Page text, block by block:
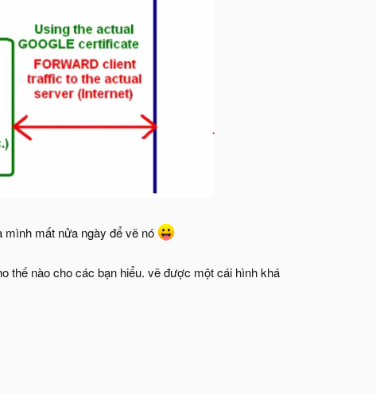
mất nửa ngày để vẽ nó
thế nào cho các bạn hiểu. vẽ được một cái hình khá